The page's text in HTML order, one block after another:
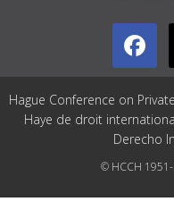
Hague Conference on
Haye de droit
Derecho
© HCCH